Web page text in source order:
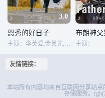
2 3.0
恩秀的好日子
主演：李英爱,金英光,朴勇宇,裴秀彬,金诗雅,赵妍熙,黄在烈,道尚宇,元贤俊,吴妍儿,金东元,李圭成,权智宇,孙甫升,徐恩率,徐河正
2
布朗神
主演：
友情链接：
本站所有内容均来自互联网分享站点
存储服务。